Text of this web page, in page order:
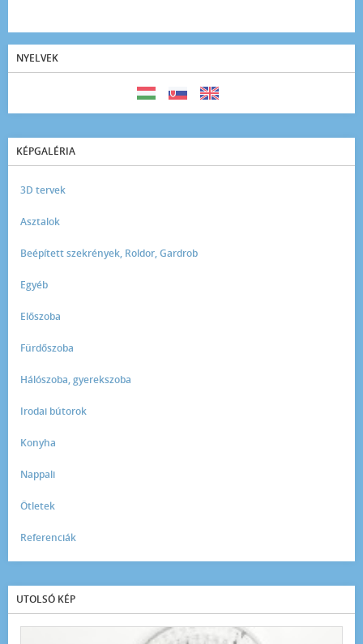
NYELVEK
KÉPGALÉRIA
3D tervek
Asztalok
Beépített szekrények, Roldor, Gardrob
Egyéb
Előszoba
Fürdőszoba
Hálószoba, gyerekszoba
Irodai bútorok
Konyha
Nappali
Ötletek
Referenciák
UTOLSÓ KÉP